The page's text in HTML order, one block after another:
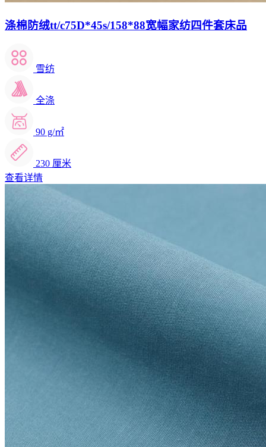
涤棉防绒tt/c75D*45s/158*88宽幅家纺四件套床品
雪纺
全涤
90 g/㎡
230 厘米
查看详情